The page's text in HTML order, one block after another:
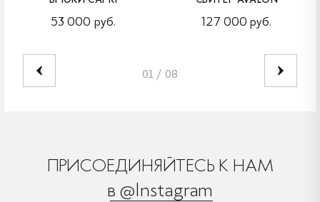
53 000 руб. 127 000 руб.
01 / 08
ПРИСОЕДИНЯЙТЕСЬ К НАМ
в @Instagram